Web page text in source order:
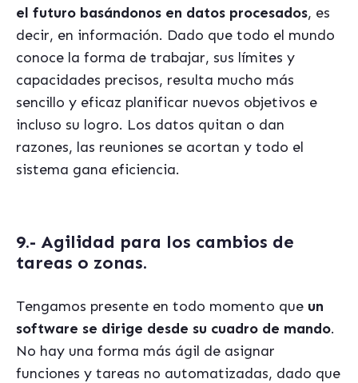
el futuro basándonos en datos procesados, es
decir, en información. Dado que todo el mundo
conoce la forma de trabajar, sus límites y
capacidades precisos, resulta mucho más
sencillo y eficaz planificar nuevos objetivos e
incluso su logro. Los datos quitan o dan
razones, las reuniones se acortan y todo el
sistema gana eficiencia.
9.- Agilidad para los cambios de
tareas o zonas.
Tengamos presente en todo momento que un
software se dirige desde su cuadro de mando.
No hay una forma más ágil de asignar
funciones y tareas no automatizadas, dado que